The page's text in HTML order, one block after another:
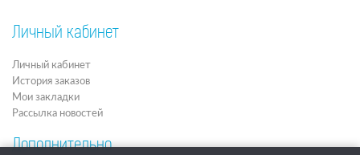
Личный кабинет
Личный кабинет
История заказов
Мои закладки
Рассылка новостей
Дополнительно